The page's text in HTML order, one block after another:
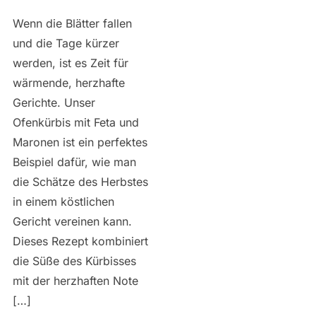
Wenn die Blätter fallen
und die Tage kürzer
werden, ist es Zeit für
wärmende, herzhafte
Gerichte. Unser
Ofenkürbis mit Feta und
Maronen ist ein perfektes
Beispiel dafür, wie man
die Schätze des Herbstes
in einem köstlichen
Gericht vereinen kann.
Dieses Rezept kombiniert
die Süße des Kürbisses
mit der herzhaften Note
[…]